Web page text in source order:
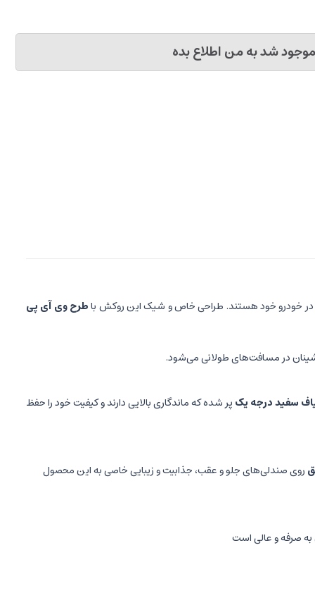
موجود شد به من اطلاع بده
در خودرو خود هستند. طراحی خاص و شیک این روکش باطرح وی آی پی
در مسافت‌های طولانی می‌شود.
سفید درجه یک پر شده که ماندگاری بالایی دارند و کیفیت خود را حفظ
روی صندلی‌های جلو و عقب، جذابیت و زیبایی خاصی به این محصول
به صرفه و عالی است